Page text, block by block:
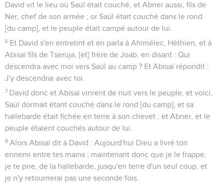
David vit le lieu où Saül était couché, et Abner aussi, fils de
Ner, chef de son armée ; or Saül était couché dans le rond
[du camp], et le peuple était campé autour de lui.
6 Et David s'en entretint et en parla à Ahimélec, Héthien, et à
Abisaï fils de Tseruja, [et] frère de Joab, en disant : Qui
descendra avec moi vers Saül au camp ? Et Abisaï répondit :
J'y descendrai avec toi.
7 David donc et Abisaï vinrent de nuit vers le peuple, et voici,
Saül dormait étant couché dans le rond [du camp], et sa
hallebarde était fichée en terre à son chevet ; et Abner, et le
peuple étaient couchés autour de lui.
8 Alors Abisaï dit à David : Aujourd'hui Dieu a livré ton
ennemi entre tes mains ; maintenant donc que je le frappe,
je te prie, de la hallebarde, jusqu'en terre d'un seul coup, et
je n'y retournerai pas une seconde fois.